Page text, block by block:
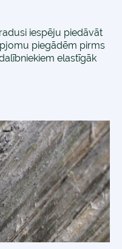
iespēju piedāvāt
piegādēm pirms
elastīgāk